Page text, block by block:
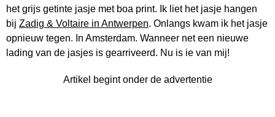
het grijs getinte jasje met boa print. Ik liet het jasje hangen
bij Zadig & Voltaire in Antwerpen. Onlangs kwam ik het jasje
opnieuw tegen. In Amsterdam. Wanneer net een nieuwe
lading van de jasjes is gearriveerd. Nu is ie van mij!
Artikel begint onder de advertentie